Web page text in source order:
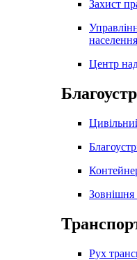
Захист
населення
Центр
Зовнішня
Рух